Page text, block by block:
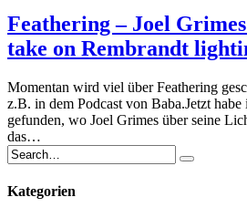
Feathering – Joel
take on Rembrandt
Momentan wird viel über Feathering
z.B. in dem Podcast von Baba.Jetzt
gefunden, wo Joel Grimes über seine
das…
Kategorien